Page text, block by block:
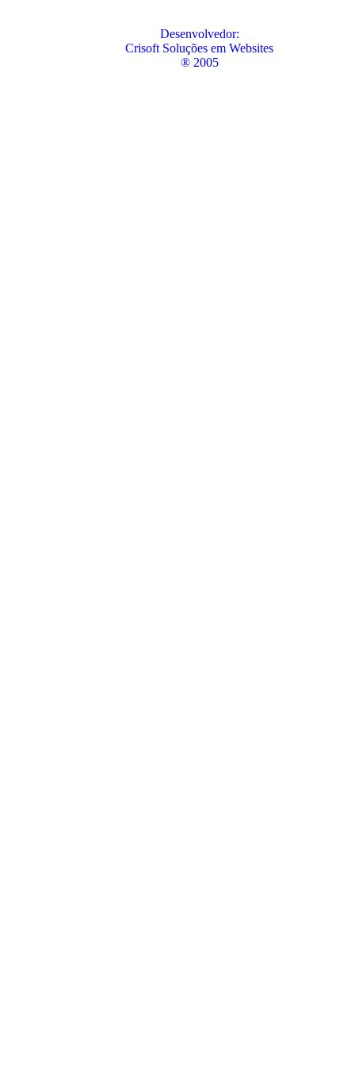
Desenvolvedor:
Crisoft Soluções em Websites
® 2005